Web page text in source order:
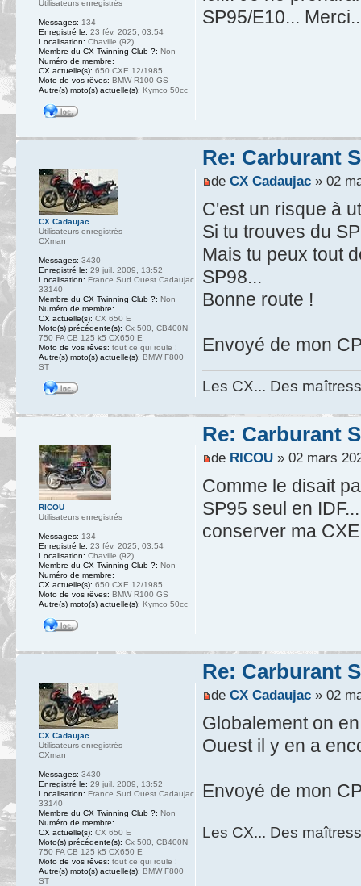
SP95/E10...
Utilisateurs enregistrés
Messages: 134
Enregistré le: 23 fév. 2025, 03:54
Localisation: Chaville (92)
Membre du CX Twinning Club ?: Non
Numéro de membre:
CX actuelle(s): 650 CXE 12/1985
Moto de vos rêves: BMW R100 GS
Autre(s) moto(s) actuelle(s): Kymco 50cc
Re: Carburant
de CX Cadaujac» 02
C'est un risque à
Si tu trouves du
Mais tu peux tout
SP98...
Bonne route !
Envoyé de mon
Les CX... Des
CX Cadaujac
Utilisateurs enregistrés
CXman
Messages: 3430
Enregistré le: 29 juil. 2009, 13:52
Localisation: France Sud Ouest Cadaujac
33140
Membre du CX Twinning Club ?: Non
Numéro de membre:
CX actuelle(s): CX 650 E
Moto(s) précédente(s): Cx 500, CB400N
750 FA CB 125 k5 CX650 E
Moto de vos rêves: tout ce qui roule !
Autre(s) moto(s) actuelle(s): BMW F800
ST
Re: Carburant
de RICOU» 02 mars
Comme le disait
SP95 seul en
conserver ma
RICOU
Utilisateurs enregistrés
Messages: 134
Enregistré le: 23 fév. 2025, 03:54
Localisation: Chaville (92)
Membre du CX Twinning Club ?: Non
Numéro de membre:
CX actuelle(s): 650 CXE 12/1985
Moto de vos rêves: BMW R100 GS
Autre(s) moto(s) actuelle(s): Kymco 50cc
Re: Carburant
de CX Cadaujac» 02
Globalement on
Ouest il y en a
Envoyé de mon
Les CX... Des
CX Cadaujac
Utilisateurs enregistrés
CXman
Messages: 3430
Enregistré le: 29 juil. 2009, 13:52
Localisation: France Sud Ouest Cadaujac
33140
Membre du CX Twinning Club ?: Non
Numéro de membre:
CX actuelle(s): CX 650 E
Moto(s) précédente(s): Cx 500, CB400N
750 FA CB 125 k5 CX650 E
Moto de vos rêves: tout ce qui roule !
Autre(s) moto(s) actuelle(s): BMW F800
ST